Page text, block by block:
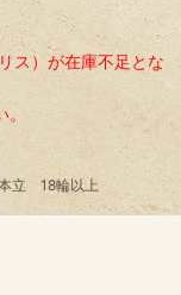
ス）が在庫不足とな
。
立 18輪以上